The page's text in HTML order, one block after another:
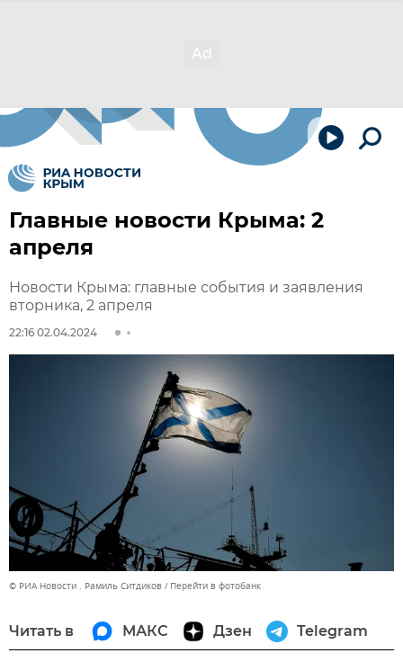
Главные новости Крыма: 2
апреля
Новости Крыма: главные события и заявления
вторника, 2 апреля
22:16 02.04.2024
© РИА Новости . Рамиль Ситдиков Перейти в фотобанк
Читать в МАКС Дзен Telegram